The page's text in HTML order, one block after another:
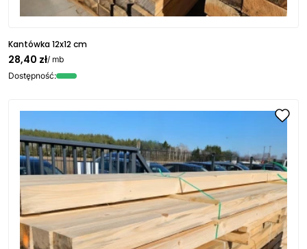
Kantówka 12x12 cm
28,40 zł/ mb
Dostępność: